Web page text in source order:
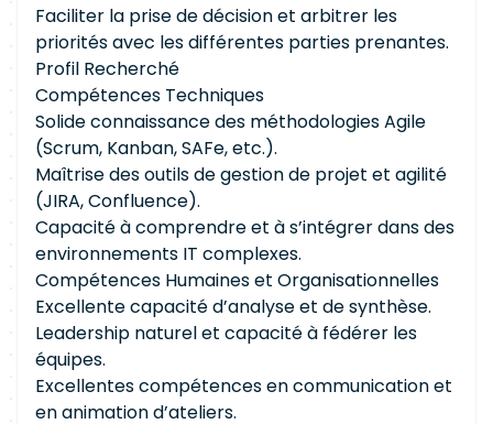
Faciliter la prise de décision et arbitrer les
priorités avec les différentes parties prenantes.
Profil Recherché
Compétences Techniques
Solide connaissance des méthodologies Agile
(Scrum, Kanban, SAFe, etc.).
Maîtrise des outils de gestion de projet et agilité
(JIRA, Confluence).
Capacité à comprendre et à s’intégrer dans des
environnements IT complexes.
Compétences Humaines et Organisationnelles
Excellente capacité d’analyse et de synthèse.
Leadership naturel et capacité à fédérer les
équipes.
Excellentes compétences en communication et
en animation d’ateliers.